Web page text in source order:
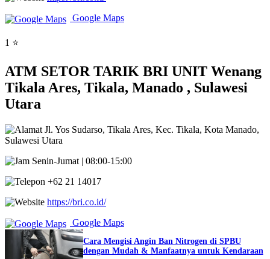
Google Maps
1 ⭐
ATM SETOR TARIK BRI UNIT Wenang
Tikala Ares, Tikala, Manado , Sulawesi
Utara
Jl. Yos Sudarso, Tikala Ares, Kec. Tikala, Kota Manado,
Sulawesi Utara
Senin-Jumat | 08:00-15:00
+62 21 14017
https://bri.co.id/
Google Maps
Cara Mengisi Angin Ban Nitrogen di SPBU
dengan Mudah & Manfaatnya untuk Kendaraan